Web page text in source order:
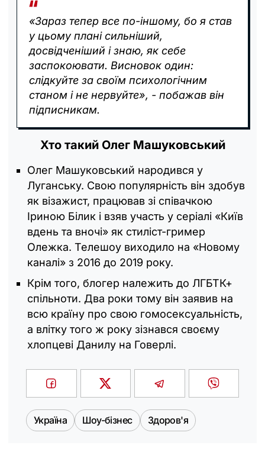
«Зараз тепер все по-іншому, бо я став
у цьому плані сильніший,
досвідченіший і знаю, як себе
заспокоювати. Висновок один:
слідкуйте за своїм психологічним
станом і не нервуйте», - побажав він
підписникам.
Хто такий Олег Машуковський
Олег Машуковський народився у
Луганську. Свою популярність він здобув
як візажист, працював зі співачкою
Іриною Білик і взяв участь у серіалі «Київ
вдень та вночі» як стиліст-гример
Олежка. Телешоу виходило на «Новому
каналі» з 2016 до 2019 року.
Крім того, блогер належить до ЛГБТК+
спільноти. Два роки тому він заявив на
всю країну про свою гомосексуальність,
а влітку того ж року зізнався своєму
хлопцеві Данилу на Говерлі.
Україна Шоу-бізнес Здоров'я